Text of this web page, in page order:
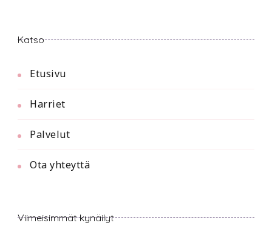
Katso
Etusivu
Harriet
Palvelut
Ota yhteyttä
Viimeisimmät kynäilyt